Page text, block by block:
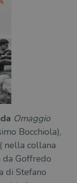
Omaggio
Bocchiola),
nella collana
Goffredo
di Stefano